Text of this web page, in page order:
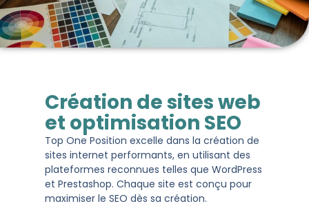
Création de sites web
et optimisation SEO
Top One Position excelle dans la création de
sites internet performants, en utilisant des
plateformes reconnues telles que WordPress
et Prestashop. Chaque site est conçu pour
maximiser le SEO dès sa création.